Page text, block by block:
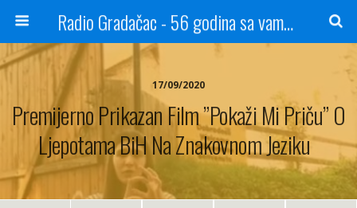
Radio Gradačac - 56 godina sa vama...
17/09/2020
Premijerno Prikazan Film ”Pokaži Mi Priču” O
Ljepotama BiH Na Znakovnom Jeziku